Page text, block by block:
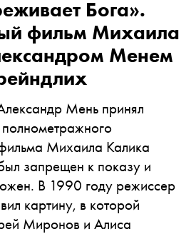
Бога».
фильм Михаила
Менем
Мень принял
Михаила Калика
запрещен к показу и
В 1990 году режиссер
картину, в которой
Миронов и Алиса